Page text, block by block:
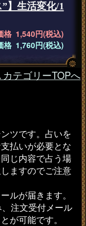
】生活変化/1
格 1,540円(税込)
格 1,760円(税込)
テゴリーTOPへ
ツです。占いを
払いが必要とな
じ内容で占う場
ますのでご注意
ルが届きます。
注文受付メール
が可能です。